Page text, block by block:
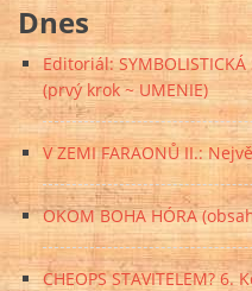
Dnes
Editoriál: SYMBOLISTICKÁ
(prvý krok ~ UMENIE)
V ZEMI FARAONŮ II.:
OKOM BOHA HÓRA
CHEOPS STAVITELEM?